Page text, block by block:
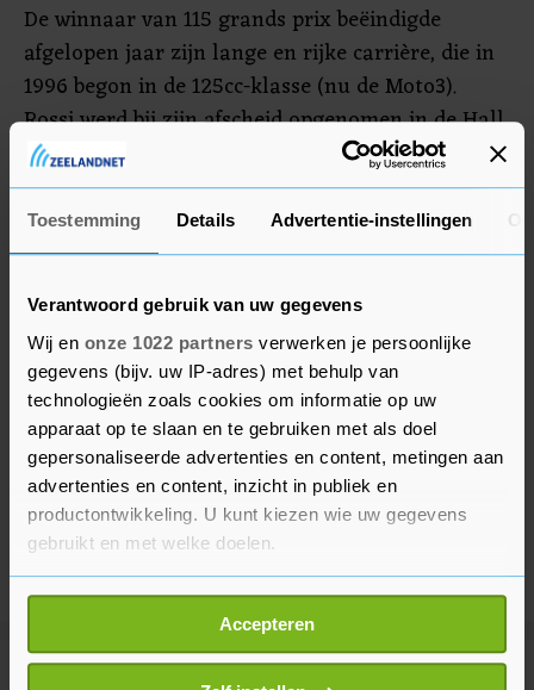
Toestemming Details Advertentie-instellingen
Verantwoord gebruik van uw gegevens
Wij en onze 1022 partners verwerken je persoonlijke
gegevens (bijv. uw IP-adres) met behulp van
technologieën zoals cookies om informatie op uw
apparaat op te slaan en te gebruiken met als doel
gepersonaliseerde advertenties en content, metingen aan
advertenties en content, inzicht in publiek en
productontwikkeling. U kunt kiezen wie uw gegevens
gebruikt en met welke doelen.
Als u het toestaat, willen we ook graag:
Informatie verzamelen over uw geografische
locatie, die tot een paar meter nauwkeurig kan zijn
Accepteren
De winnaar van 115 grands prix beëindigde
afgelopen jaar zijn lange en rijke carrière, die in
1996 begon in de 125cc-klasse (nu de Moto3).
Rossi werd bij zijn afscheid opgenomen in de Hall
of Fame van de MotoGP.